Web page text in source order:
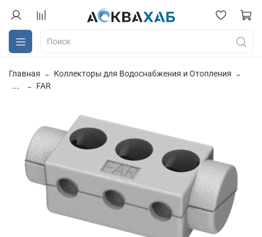
Главная
Коллекторы для Водоснабжения и Отопления
...
FAR